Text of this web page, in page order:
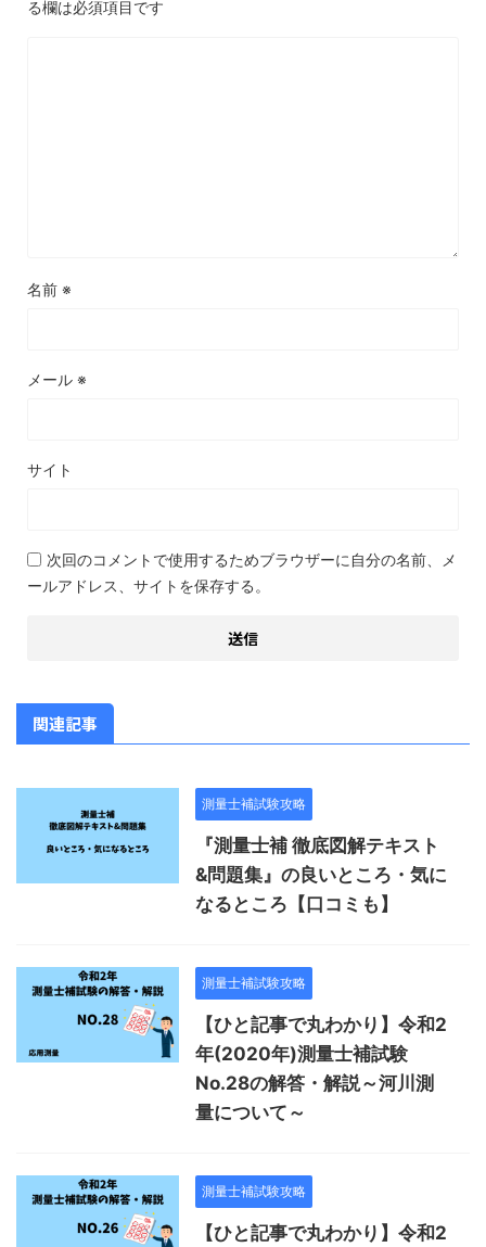
る欄は必須項目です
名前 ※
メール ※
サイト
次回のコメントで使用するためブラウザーに自分の名前、メ
ールアドレス、サイトを保存する。
関連記事
測量士補試験攻略
『測量士補 徹底図解テキスト
&問題集』の良いところ・気に
なるところ【口コミも】
測量士補試験攻略
【ひと記事で丸わかり】令和2
年(2020年)測量士補試験
No.28の解答・解説～河川測
量について～
測量士補試験攻略
【ひと記事で丸わかり】令和2